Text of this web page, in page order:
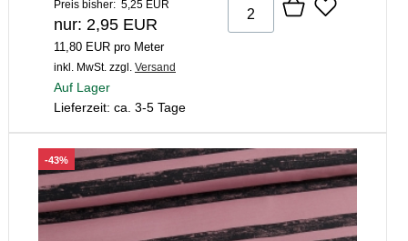
Preis bisher: 5,25 EUR
nur: 2,95 EUR
11,80 EUR pro Meter
inkl. MwSt. zzgl. Versand
Auf Lager
Lieferzeit: ca. 3-5 Tage
-43%